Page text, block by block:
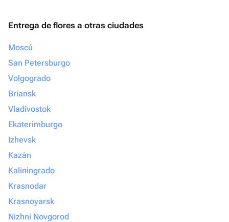
Entrega de flores a otras ciudades
Moscú
San Petersburgo
Volgogrado
Briansk
Vladivostok
Ekaterimburgo
Izhevsk
Kazán
Kaliningrado
Krasnodar
Krasnoyarsk
Nizhni Novgorod